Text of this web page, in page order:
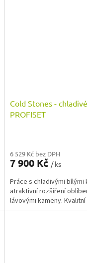
Cold Stones -
PROFISET
6 529 Kč bez DPH
7 900 Kč / ks
Práce s chladivými bílými
atraktivní rozšíření
lávovými kameny.